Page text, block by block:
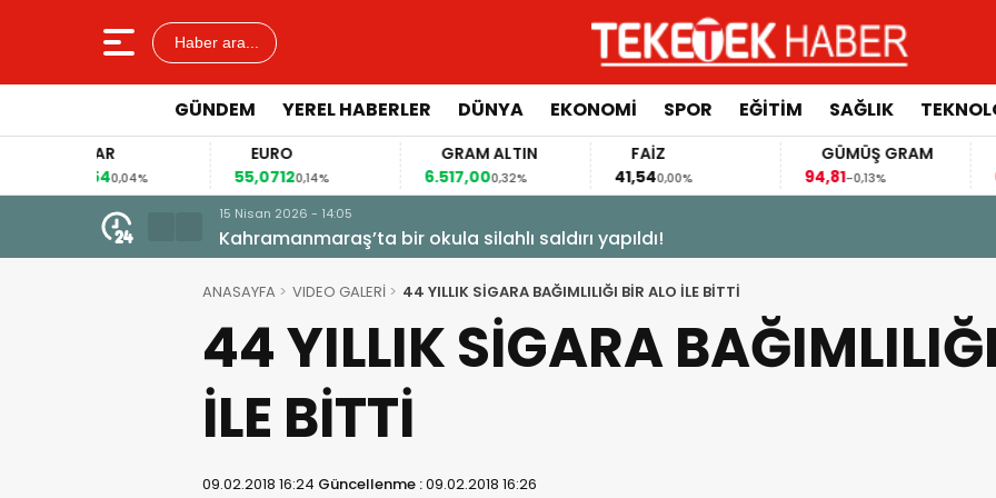
Haber ara...
GÜNDEM YEREL HABERLER DÜNYA EKONOMİ SPOR EĞİTİM SAĞLIK
55,07120,14%
GRAM ALTIN
6.517,000,32% 0,00%
GÜMÜŞ GRAM
-0,13%
31 Mart 2026 - 08:56
Görgel: “Kütüphaneler Geleceğimizi Şekillendiriyor”
ANASAYFA VIDEO GALERİ 44 YILLIK SİGARA BAĞIMLILIĞI BİR ALO İLE BİTTİ
44 YILLIK SİGARA
İLE BİTTİ
09.02.2018 16:24 Güncellenme :09.02.2018 16:26